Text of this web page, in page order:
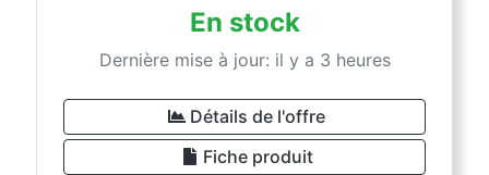
En stock
Dernière mise à jour: il y a 3 heures
Détails de l'offre
Fiche produit